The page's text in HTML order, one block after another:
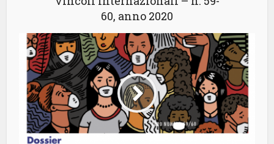
60, anno 2020